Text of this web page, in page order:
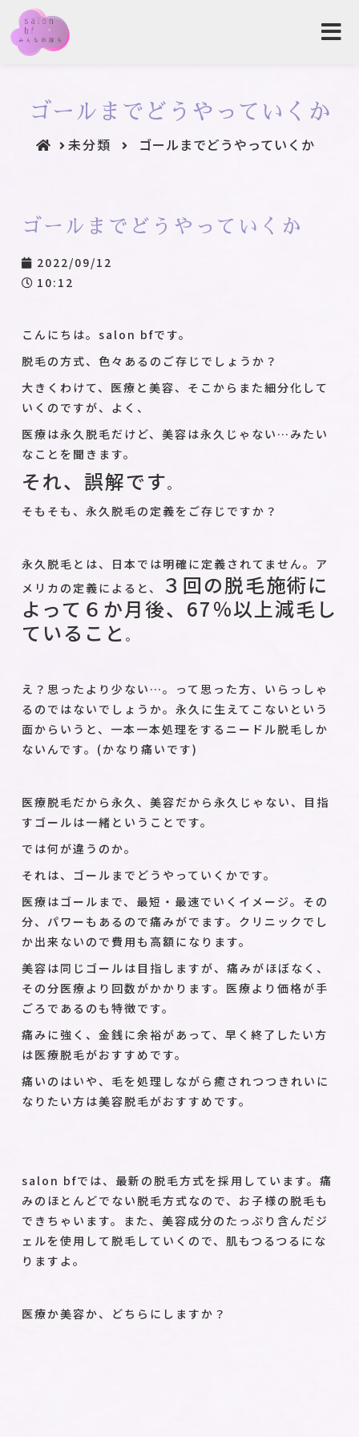
ゴールまでどうやっていくか
未分類 ゴールまでどうやっていくか
ゴールまでどうやっていくか
2022/09/12
10:12
こんにちは。salon bfです。
脱毛の方式、色々あるのご存じでしょうか？
大きくわけて、医療と美容、そこからまた細分化して
いくのですが、よく、
医療は永久脱毛だけど、美容は永久じゃない…みたい
なことを聞きます。
それ、誤解です。
そもそも、永久脱毛の定義をご存じですか？
永久脱毛とは、日本では明確に定義されてません。ア
メリカの定義によると、
３回の脱毛施術に
よって６か月後、67％以上減毛し
ていること 。
え？思ったより少ない…。って思った方、いらっしゃ
るのではないでしょうか。永久に生えてこないという
面からいうと、一本一本処理をするニードル脱毛しか
ないんです。(かなり痛いです)
医療脱毛だから永久、美容だから永久じゃない、目指
すゴールは一緒ということです。
では何が違うのか。
それは、ゴールまでどうやっていくかです。
医療はゴールまで、最短・最速でいくイメージ。その
分、パワーもあるので痛みがでます。クリニックでし
か出来ないので費用も高額になります。
美容は同じゴールは目指しますが、痛みがほぼなく、
その分医療より回数がかかります。医療より価格が手
ごろであるのも特徴です。
痛みに強く、金銭に余裕があって、早く終了したい方
は医療脱毛がおすすめです。
痛いのはいや、毛を処理しながら癒されつつきれいに
なりたい方は美容脱毛がおすすめです。
salon bfでは、最新の脱毛方式を採用しています。痛
みのほとんどでない脱毛方式なので、お子様の脱毛も
できちゃいます。また、美容成分のたっぷり含んだジ
ェルを使用して脱毛していくので、肌もつるつるにな
りますよ。
医療か美容か、どちらにしますか？